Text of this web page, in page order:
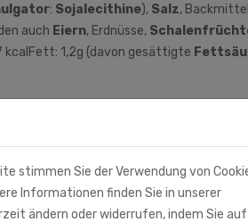
: Sojalecithine), Salz, Backmittel
auch Eiern, Erdnüsse,
1,2g (davon gesättigte
stimmen Sie der Verwendung von
Informationen finden Sie in unserer
ändern oder widerrufen, indem Sie auf